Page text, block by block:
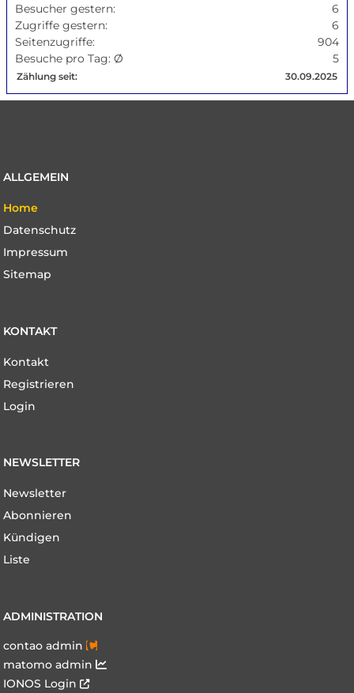
Besucher gestern:
6
Zugriffe gestern:
6
Seitenzugriffe:
904
Besuche pro Tag: Ø
5
Zählung seit: 30.09.2025
ALLGEMEIN
Navigation
überspringen
Home
Datenschutz
Impressum
Sitemap
KONTAKT
Navigation
überspringen
Kontakt
Registrieren
Login
NEWSLETTER
Navigation
überspringen
Newsletter
Abonnieren
Kündigen
Liste
ADMINISTRATION
contao admin
matomo admin
IONOS Login